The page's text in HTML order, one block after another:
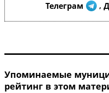
Телеграм ,
Упоминаемые
рейтинг в этом